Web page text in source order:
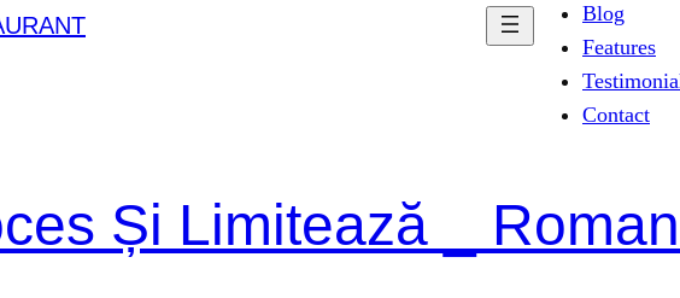
Blog
Features
Contact
Și Limitează _